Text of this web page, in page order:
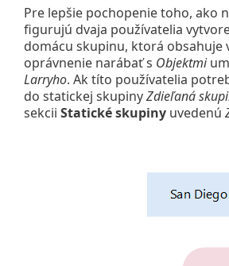
Pre lepšie pochopenie toho, ako
figurujú dvaja používatelia
domácu skupinu, ktorá obsahuje
oprávnenie narábať s Objektmi
Larryho. Ak títo používatelia
do statickej skupinyZdieľaná
sekcii Statické skupinyuvedenú